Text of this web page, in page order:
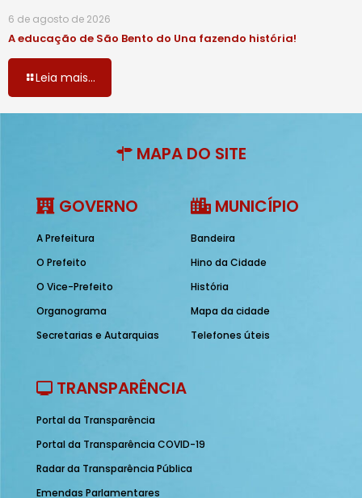
6 de agosto de 2026
A educação de São Bento do Una fazendo história!
Leia mais...
MAPA DO SITE
GOVERNO
A Prefeitura
O Prefeito
O Vice-Prefeito
Organograma
Secretarias e Autarquias
MUNICÍPIO
Bandeira
Hino da Cidade
História
Mapa da cidade
Telefones úteis
TRANSPARÊNCIA
Portal da Transparência
Portal da Transparência COVID-19
Radar da Transparência Pública
Emendas Parlamentares